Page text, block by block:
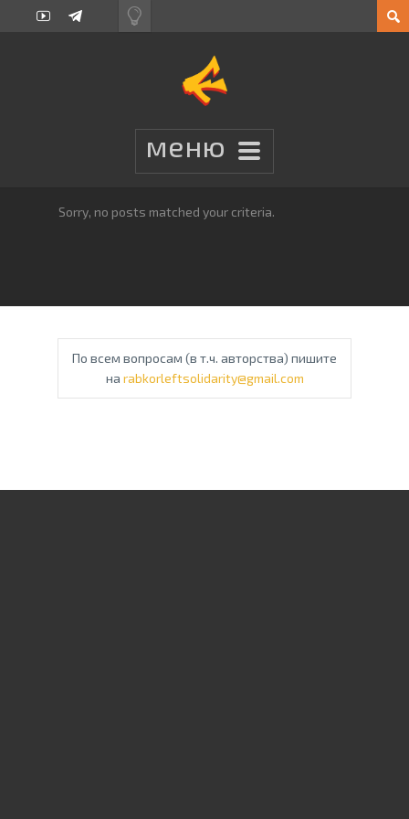
Sorry, no posts matched your criteria.
По всем вопросам (в т.ч. авторства) пишите
на rabkorleftsolidarity@gmail.com